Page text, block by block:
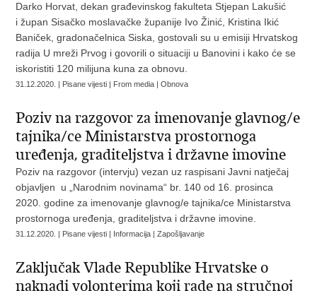
Darko Horvat, dekan građevinskog fakulteta Stjepan Lakušić
i župan Sisačko moslavačke županije Ivo Žinić, Kristina Ikić
Baniček, gradonačelnica Siska, gostovali su u emisiji Hrvatskog
radija U mreži Prvog i govorili o situaciji u Banovini i kako će se
iskoristiti 120 milijuna kuna za obnovu.
31.12.2020. | Pisane vijesti | From media | Obnova
Poziv na razgovor za imenovanje glavnog/e
tajnika/ce Ministarstva prostornoga
uređenja, graditeljstva i državne imovine
Poziv na razgovor (intervju) vezan uz raspisani Javni natječaj
objavljen u „Narodnim novinama“ br. 140 od 16. prosinca
2020. godine za imenovanje glavnog/e tajnika/ce Ministarstva
prostornoga uređenja, graditeljstva i državne imovine.
31.12.2020. | Pisane vijesti | Informacija | Zapošljavanje
Zaključak Vlade Republike Hrvatske o
naknadi volonterima koji rade na stručnoj